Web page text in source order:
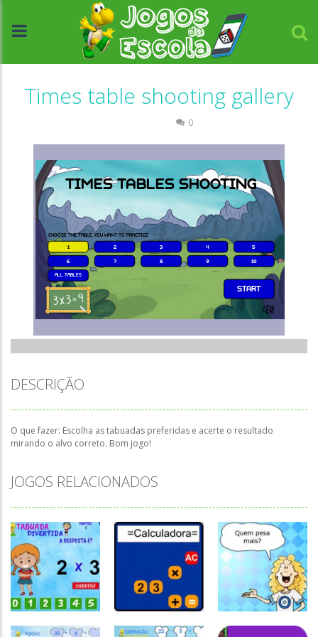
Times table shooting gallery
0
DESCRIÇÃO
O que fazer: Escolha as tabuadas preferidas e acerte o resultado
mirando o alvo correto. Bom jogo!
JOGOS RELACIONADOS